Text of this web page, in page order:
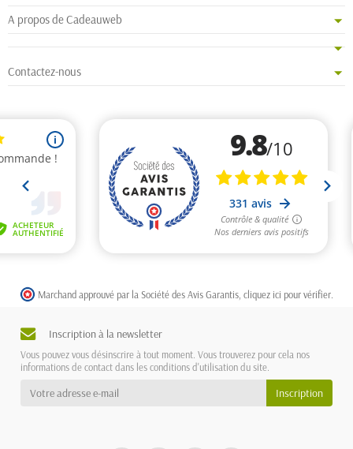
A propos de Cadeauweb
Contactez-nous
Marchand approuvé par la Société des Avis Garantis, cliquez ici pour vérifier
Inscription à la newsletter
Vous pouvez vous désinscrire à tout moment. Vous trouverez pour cela nos
informations de contact dans les conditions d'utilisation du site.